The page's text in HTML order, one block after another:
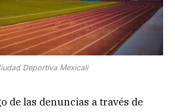
Deportiva Mexicali
de las denuncias a través de